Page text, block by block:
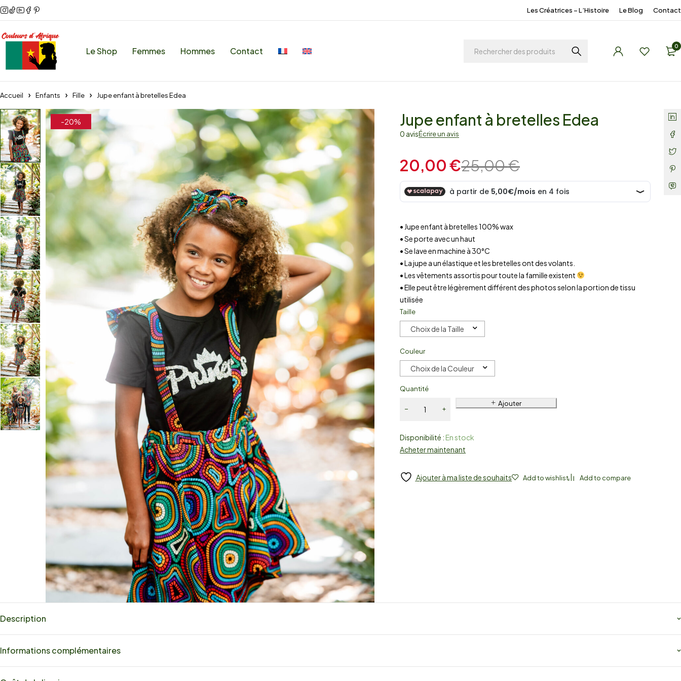
Les Créatrices – L’Histoire Le Blog Contact
Le Shop Femmes Hommes Contact 0
Accueil Enfants Fille Jupe enfant à bretelles Edea
-20% Jupe enfant à bretelles Edea
0 avisÉcrire un avis
25,00€
20,00€
• Jupe enfant à bretelles 100% wax
• Se porte avec un haut
• Se lave en machine à 30°C
• La jupe a un élastique et les bretelles ont des volants.
• Les vêtements assortis pour toute la famille existent
• Elle peut être légèrement différent des photos selon la portion de tissu
utilisée
Taille
Choix de la Taille
Couleur
Choix de la Couleur
Quantité
Ajouter
Disponibilité :En stock
Acheter maintenant
Ajouter à ma liste de souhaits
Description
Informations complémentaires